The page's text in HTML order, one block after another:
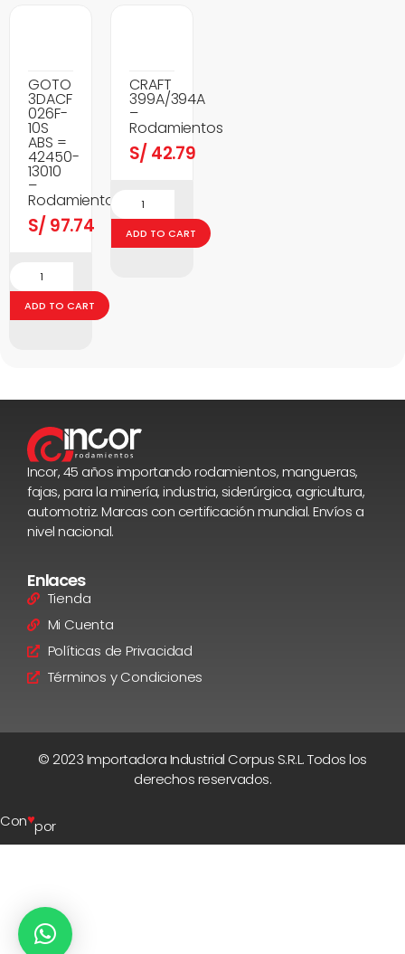
GOTO
3DACF
026F-
10S
ABS =
42450-
13010
–
Rodamientos
S/ 97.74
ADD TO CART
CRAFT
399A/394A
–
Rodamientos
S/ 42.79
ADD TO CART
Incor, 45 años importando rodamientos, mangueras,
fajas, para la minería, industria, siderúrgica, agricultura,
automotriz. Marcas con certificación mundial. Envíos a
nivel nacional.
Enlaces
Tienda
Mi Cuenta
Políticas de Privacidad
Términos y Condiciones
© 2023 Importadora Industrial Corpus S.R.L. Todos los
derechos reservados.
Con♥por